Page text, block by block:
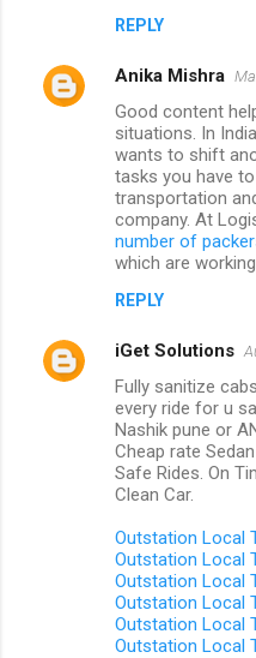
REPLY
Anika Mishra
Good content
situations. In
wants to shift
tasks you have
transportation
company. At
number of
which are working
REPLY
iGet Solutions
Fully sanitize
every ride for u
Nashik pune or
Cheap rate
Safe Rides. On
Clean Car.
Outstation Local
Outstation Local
Outstation Local
Outstation Local
Outstation Local
Outstation Local